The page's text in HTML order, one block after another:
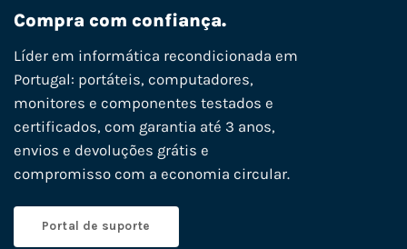
Compra com confiança.
Líder em informática recondicionada em
Portugal: portáteis, computadores,
monitores e componentes testados e
certificados, com garantia até 3 anos,
envios e devoluções grátis e
compromisso com a economia circular.
Portal de suporte